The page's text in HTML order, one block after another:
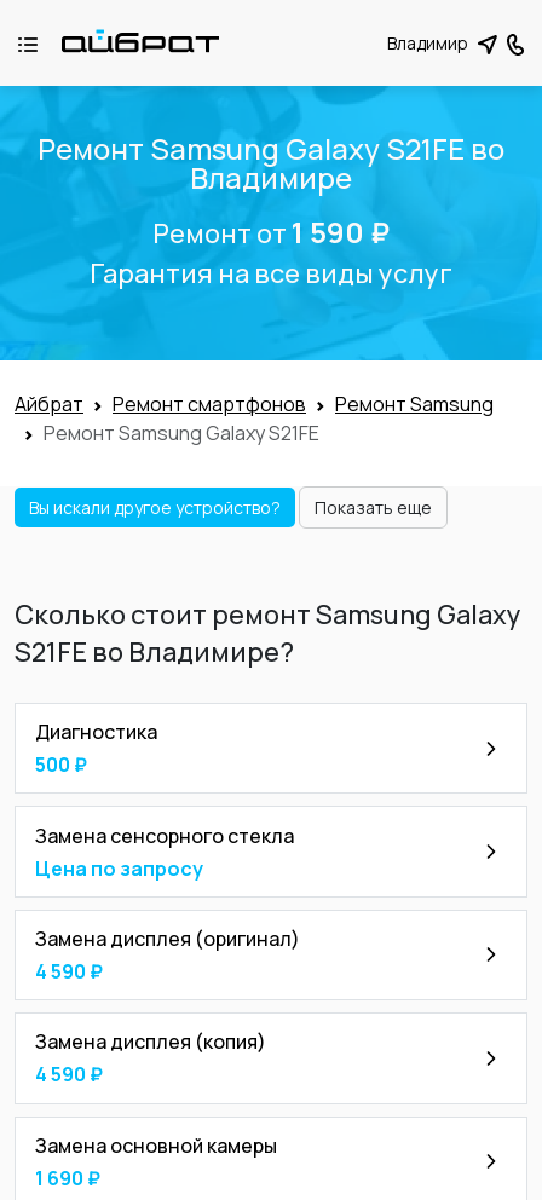
Владимир
Ремонт Samsung Galaxy S21FE во
Владимире
Ремонт от 1 590 ₽
Гарантия на все виды услуг
Айбрат Ремонт смартфонов
Ремонт Samsung
Ремонт Samsung Galaxy S21FE
Вы искали другое устройство? Показать еще
Сколько стоит ремонт Samsung Galaxy
S21FE во Владимире?
Диагностика
500 ₽
Замена сенсорного стекла
Цена по запросу
Замена дисплея (оригинал)
4 590 ₽
Замена дисплея (копия)
4 590 ₽
Замена основной камеры
1 690 ₽